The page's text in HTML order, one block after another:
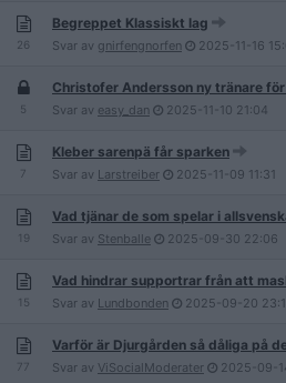
26
Begreppet Klassiskt lag
Svar av gnirfengnorfen 2025-11-16
5
Christofer Andersson ny tränare
Svar av easy_dan 2025-11-10 21:04
7
Kleber sarenpä får sparken
Svar av Larstreiber 2025-11-09 11:31
19
Vad tjänar de som spelar i
Svar av Stenballe 2025-09-30 22:06
15
Vad hindrar supportrar från att
Svar av Lundbonden 2025-09-20
77
Varför är Djurgården så dåliga på
Svar av ViSocialModerater 2025-09-